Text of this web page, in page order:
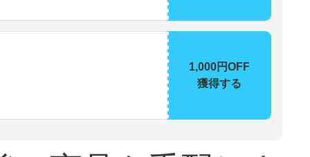
1,000円OFF
獲得する